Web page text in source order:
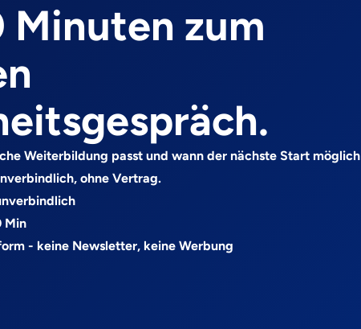
Minuten zum
Weiterbildung passt und wann der nächste Start möglich
ohne Vertrag.
Min
- keine Newsletter, keine Werbung